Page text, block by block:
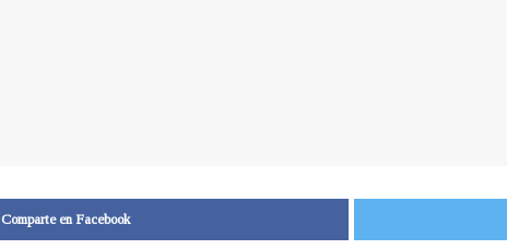
Comparte en Facebook